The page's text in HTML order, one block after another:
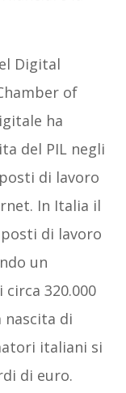
Digital
of
ha
del PIL negli
di lavoro
In Italia il
di lavoro
un
320.000
nascita di
italiani si
di euro.